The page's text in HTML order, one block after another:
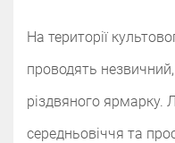
На території
проводять
різдвяного ярмарку.
середньовіччя та